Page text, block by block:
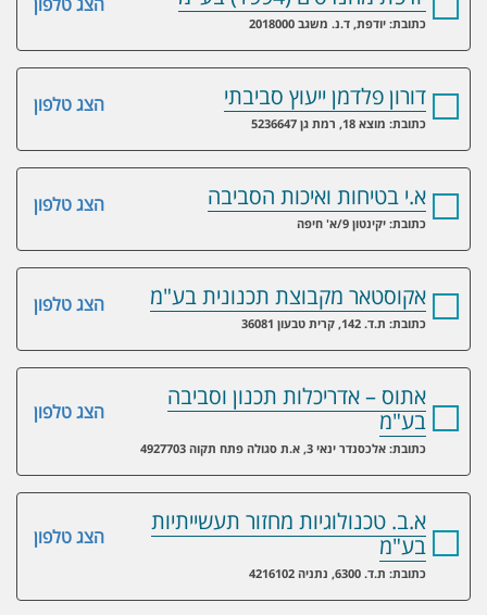
כתובת: יודפת, ד.נ. משגב 2018000
הצג טלפון דורון פלדמן ייעוץ סביבתי
כתובת: מוצא 18, רמת גן 5236647
הצג טלפון א.י בטיחות ואיכות הסביבה
כתובת: יקינטון 9/א' חיפה
הצג טלפון אקוסטאר מקבוצת תכנונית בע"מ
כתובת: ת.ד. 142, קרית טבעון 36081
הצג טלפון
אתוס – אדריכלות תכנון וסביבה
בע"מ
כתובת: אלכסנדר ינאי 3, א.ת סגולה פתח תקוה 4927703
הצג טלפון
א.ב. טכנולוגיות מחזור תעשייתיות
בע"מ
כתובת: ת.ד. 6300, נתניה 4216102